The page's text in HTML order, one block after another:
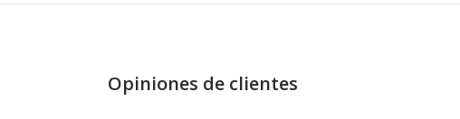
Opiniones de clientes